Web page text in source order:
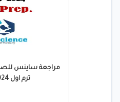
مراجعة ساينس للصف
ترم اول 2024 PDF